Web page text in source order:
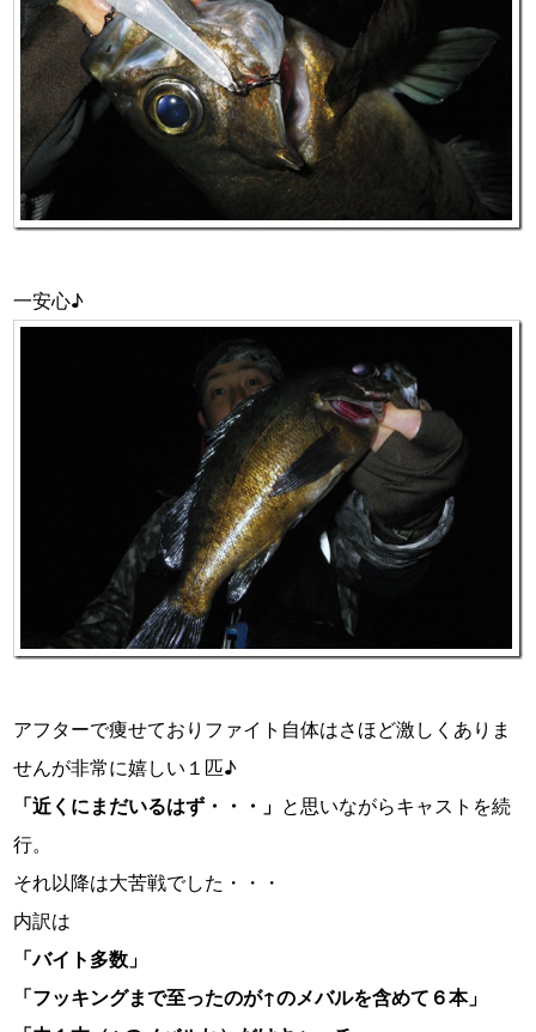
一安心♪
アフターで痩せておりファイト自体はさほど激しくありま
せんが非常に嬉しい１匹♪
「近くにまだいるはず・・・」 と思いながらキャストを続
行。
それ以降は大苦戦でした・・・
内訳は
「バイト多数」
「フッキングまで至ったのが↑のメバルを含めて６本」